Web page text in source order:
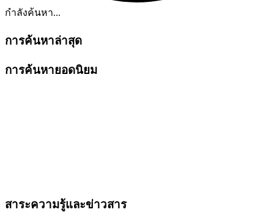
กำลังค้นหา...
การค้นหาล่าสุด
การค้นหายอดนิยม
สาระความรู้และข่าวสาร